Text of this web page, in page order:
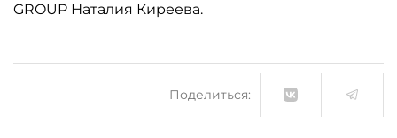
GROUP Наталия Киреева.
Поделиться: